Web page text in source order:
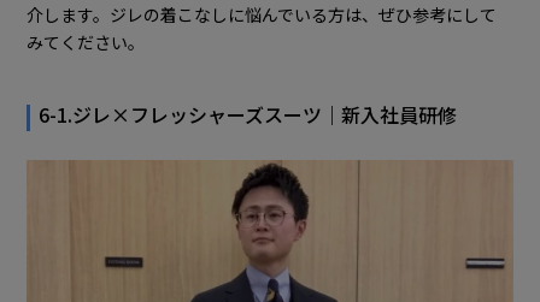
介します。ジレの着こなしに悩んでいる方は、ぜひ参考にして
みてください。
6-1.ジレ×フレッシャーズスーツ｜新入社員研修